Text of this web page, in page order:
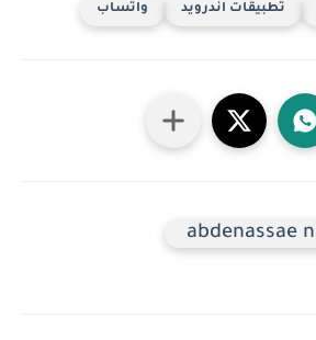
تطبيقات اندرويد واتساب
abdenassae